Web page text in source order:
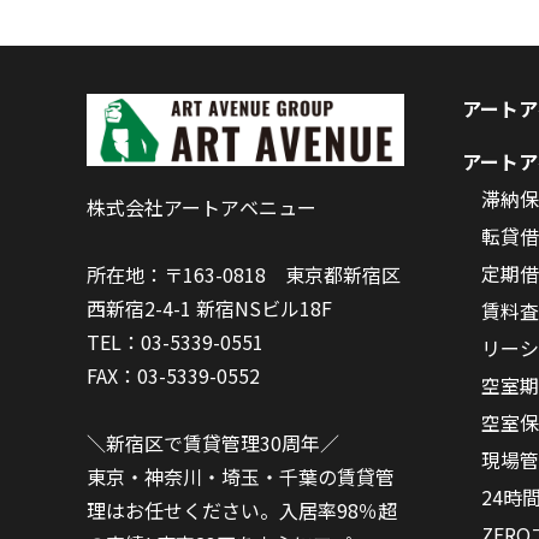
株式会社アートアベニュー
所在地：〒163-0818 東京都新宿区
西新宿2-4-1 新宿NSビル18F
TEL：03-5339-0551
FAX：03-5339-0552
＼新宿区で賃貸管理30周年／
東京・神奈川・埼玉・千葉の賃貸管
理はお任せください。入居率98％超
アート
アート
滞納
転貸
定期
賃料
リー
空室
空室
現場
24時